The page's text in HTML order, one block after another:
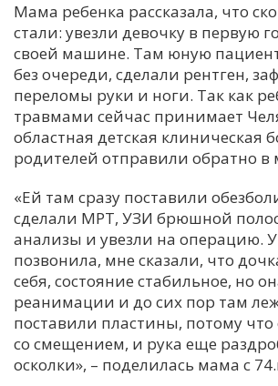
Е
И
К
М
Мама ребенка рассказала, что
стали: увезли девочку в первую
своей машине. Там юную
без очереди, сделали рентген,
переломы руки и ноги. Так как
травмами сейчас принимает
областная детская клиническая
родителей отправили обратно в
«Ей там сразу поставили
сделали МРТ, УЗИ брюшной
анализы и увезли на операцию.
позвонила, мне сказали, что
себя, состояние стабильное, но
реанимации и до сих пор там
поставили пластины, потому что
со смещением, и рука еще
осколки», – поделилась мама с